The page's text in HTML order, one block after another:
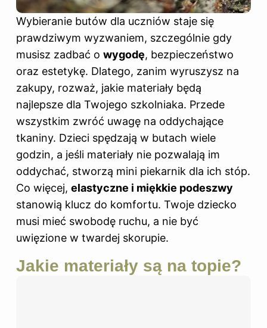
Wybieranie butów dla uczniów staje się
prawdziwym wyzwaniem, szczególnie gdy
musisz zadbać o wygodę, bezpieczeństwo
oraz estetykę. Dlatego, zanim wyruszysz na
zakupy, rozważ, jakie materiały będą
najlepsze dla Twojego szkolniaka. Przede
wszystkim zwróć uwagę na oddychające
tkaniny. Dzieci spędzają w butach wiele
godzin, a jeśli materiały nie pozwalają im
oddychać, stworzą mini piekarnik dla ich stóp.
Co więcej, elastyczne i miękkie podeszwy
stanowią klucz do komfortu. Twoje dziecko
musi mieć swobodę ruchu, a nie być
uwięzione w twardej skorupie.
Jakie materiały są na topie?